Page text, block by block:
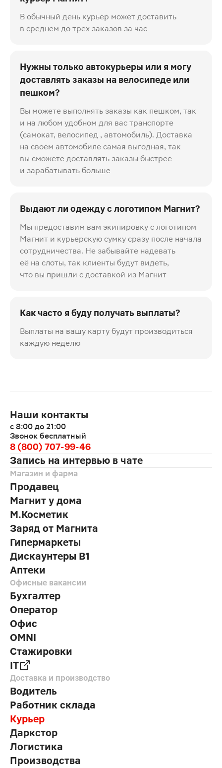
В обычный день курьер может доставить
в среднем до трёх заказов за час
Нужны только автокурьеры или я могу
доставлять заказы на велосипеде или
пешком?
Вы можете выполнять заказы как пешком, так
и на любом удобном для вас транспорте
(самокат, велосипед , автомобиль). Доставка
на своем автомобиле самая выгодная, так
вы сможете доставлять заказы быстрее
и зарабатывать больше
Выдают ли одежду с логотипом Магнит?
Мы предоставим вам экипировку с логотипом
Магнит и курьерскую сумку сразу после начала
сотрудничества. Не забывайте надевать
её на слоты, так клиенты будут видеть,
что вы пришли с доставкой из Магнит
Как часто я буду получать выплаты?
Выплаты на вашу карту будут производиться
каждую неделю
Наши контакты
с 8:00 до 21:00
Звонок бесплатный
8 (800) 707-99-46
Запись на интервью в чате
Магазин и фарма
Продавец
Магнит у дома
М.Косметик
Заряд от Магнита
Гипермаркеты
Дискаунтеры В1
Аптеки
Офисные вакансии
Бухгалтер
Оператор
Офис
OMNI
Стажировки
IT
Доставка и производство
Водитель
Работник склада
Курьер
Даркстор
Логистика
Производства